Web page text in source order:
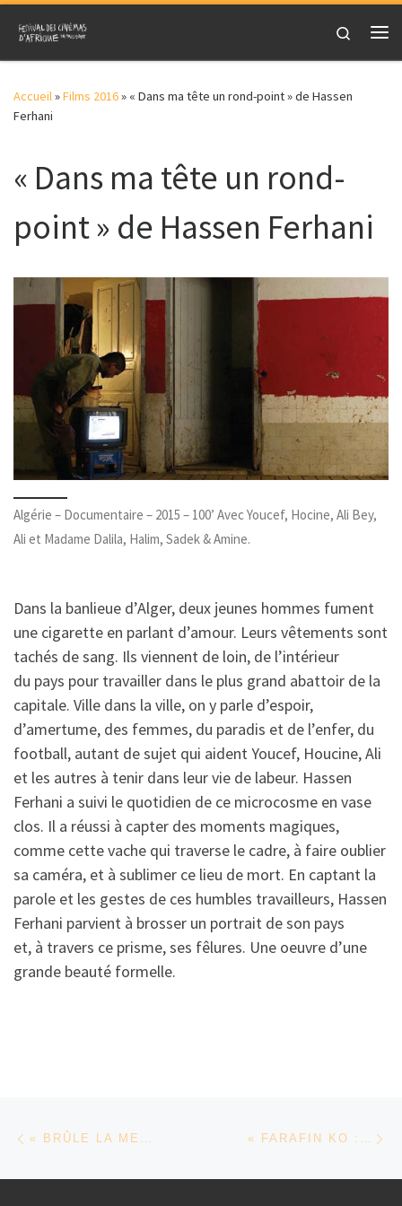
Skip to content
Search
Accueil»Films 2016» « Dans ma tête un rond-point » de Hassen
Ferhani
« Dans ma tête un rond-
point » de Hassen Ferhani
Algérie – Documentaire – 2015 – 100’ Avec Youcef, Hocine, Ali Bey,
Ali et Madame Dalila, Halim, Sadek & Amine.
Dans la banlieue d’Alger, deux jeunes hommes fument
une cigarette en parlant d’amour. Leurs vêtements sont
tachés de sang. Ils viennent de loin, de l’intérieur
du pays pour travailler dans le plus grand abattoir de la
capitale. Ville dans la ville, on y parle d’espoir,
d’amertume, des femmes, du paradis et de l’enfer, du
football, autant de sujet qui aident Youcef, Houcine, Ali
et les autres à tenir dans leur vie de labeur. Hassen
Ferhani a suivi le quotidien de ce microcosme en vase
clos. Il a réussi à capter des moments magiques,
comme cette vache qui traverse le cadre, à faire oublier
sa caméra, et à sublimer ce lieu de mort. En captant la
parole et les gestes de ces humbles travailleurs, Hassen
Ferhani parvient à brosser un portrait de son pays
et, à travers ce prisme, ses fêlures. Une oeuvre d’une
grande beauté formelle.
Parcourir les articles